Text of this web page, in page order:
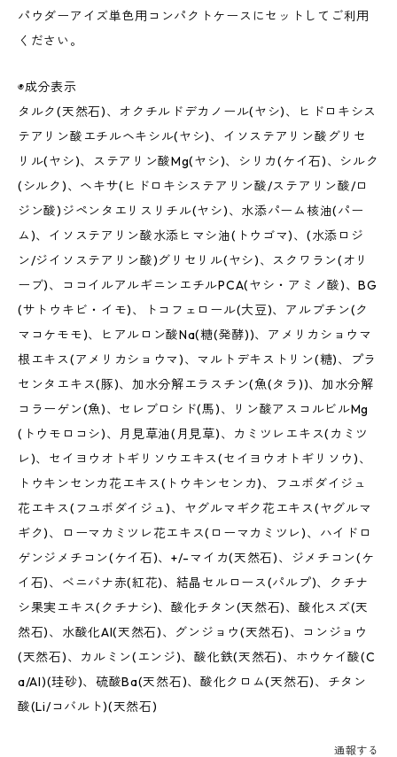
パウダーアイズ単色用コンパクトケースにセットしてご利用
ください。
◉成分表示
タルク(天然石)、オクチルドデカノール(ヤシ)、ヒドロキシス
テアリン酸エチルヘキシル(ヤシ)、イソステアリン酸グリセ
リル(ヤシ)、ステアリン酸Mg(ヤシ)、シリカ(ケイ石)、シルク
(シルク)、ヘキサ(ヒドロキシステアリン酸/ステアリン酸/ロ
ジン酸)ジペンタエリスリチル(ヤシ)、水添パーム核油(パー
ム)、イソステアリン酸水添ヒマシ油(トウゴマ)、(水添ロジ
ン/ジイソステアリン酸)グリセリル(ヤシ)、スクワラン(オリ
ーブ)、ココイルアルギニンエチルPCA(ヤシ・アミノ酸)、BG
(サトウキビ・イモ)、トコフェロール(大豆)、アルブチン(ク
マコケモモ)、ヒアルロン酸Na(糖(発酵))、アメリカショウマ
根エキス(アメリカショウマ)、マルトデキストリン(糖)、プラ
センタエキス(豚)、加水分解エラスチン(魚(タラ))、加水分解
コラーゲン(魚)、セレブロシド(馬)、リン酸アスコルビルMg
(トウモロコシ)、月見草油(月見草)、カミツレエキス(カミツ
レ)、セイヨウオトギリソウエキス(セイヨウオトギリソウ)、
トウキンセンカ花エキス(トウキンセンカ)、フユボダイジュ
花エキス(フユボダイジュ)、ヤグルマギク花エキス(ヤグルマ
ギク)、ローマカミツレ花エキス(ローマカミツレ)、ハイドロ
ゲンジメチコン(ケイ石)、+/-マイカ(天然石)、ジメチコン(ケ
イ石)、ベニバナ赤(紅花)、結晶セルロース(パルプ)、クチナ
シ果実エキス(クチナシ)、酸化チタン(天然石)、酸化スズ(天
然石)、水酸化Al(天然石)、グンジョウ(天然石)、コンジョウ
(天然石)、カルミン(エンジ)、酸化鉄(天然石)、ホウケイ酸(C
a/Al)(珪砂)、硫酸Ba(天然石)、酸化クロム(天然石)、チタン
酸(Li/コバルト)(天然石)
通報する